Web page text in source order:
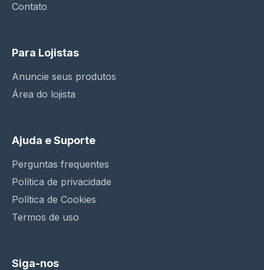
Contato
Para Lojistas
Anuncie seus produtos
Área do lojista
Ajuda e Suporte
Perguntas frequentes
Política de privacidade
Política de Cookies
Termos de uso
Siga-nos